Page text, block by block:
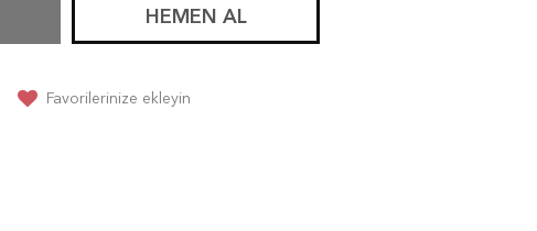
HEMEN AL
Favorilerinize ekleyin